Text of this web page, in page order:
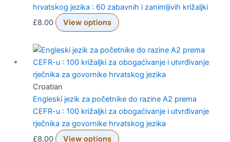
hrvatskog jezika : 60 zabavnih i zanimljivih križaljki
£8.00 View options
Croatian
Engleski jezik za početnike do razine A2 prema
CEFR-u : 100 križaljki za obogaćivanje i utvrđivanje
rječnika za govornike hrvatskog jezika
£8.00 View options